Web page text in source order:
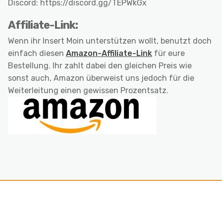
Discord: https://discord.gg/TEPWkGx
Affiliate-Link:
Wenn ihr Insert Moin unterstützen wollt, benutzt doch
einfach diesen Amazon-Affiliate-Link für eure
Bestellung. Ihr zahlt dabei den gleichen Preis wie
sonst auch, Amazon überweist uns jedoch für die
Weiterleitung einen gewissen Prozentsatz.